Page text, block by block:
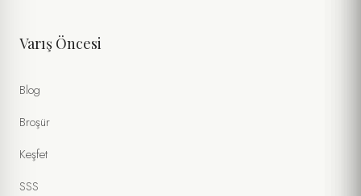
Varış Öncesi
Blog
Broşür
Keşfet
SSS